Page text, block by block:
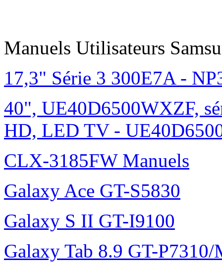
Manuels Utilisateurs
17,3" Série 3 300E7A -
40", UE40D6500WXZF,
HD, LED TV -
CLX-3185FW Manuels
Galaxy Ace GT-S5830
Galaxy S II GT-I9100
Galaxy Tab 8.9 GT-P7310/